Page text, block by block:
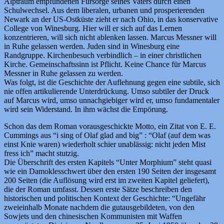
Schulwechsel. Aus dem liberalen, urbanen und prosperierenden
Newark an der US-Ostküste zieht er nach Ohio, in das konservative
College von Winesburg. Hier will er sich auf das Lernen
konzentrieren, will sich nicht ablenken lassen. Marcus Messner will
in Ruhe gelassen werden. Juden sind in Winesburg eine
Randgruppe. Kirchenbesuch verbindlich – in einer christlichen
Kirche. Gemeinschaftssinn ist Pflicht. Keine Chance für Marcus
Messner in Ruhe gelassen zu werden.
Was folgt, ist die Geschichte der Auflehnung gegen eine subtile, sich
nie offen artikulierende Unterdrückung. Umso subtiler der Druck
auf Marcus wird, umso unnachgiebiger wird er, umso fundamentaler
wird sein Widerstand. In ihm wächst die Empörung.
Schon das dem Roman vorausgeschickte Motto, ein Zitat von E. E.
Cummings aus “i sing of Olaf glad and big” : “Olaf (auf dem was
einst Knie waren) wiederholt schier unablässig: nicht jeden Mist
fress ich” macht stutzig.
Die Überschrift des ersten Kapitels “Unter Morphium” steht quasi
wie ein Damoklesschwert über den ersten 190 Seiten der insgesamt
200 Seiten (die Auflösung wird erst im zweiten Kapitel geliefert),
die der Roman umfasst. Dessen erste Sätze beschreiben den
historischen und politischen Kontext der Geschichte: “Ungefähr
zweieinhalb Monate nachdem die gutausgebildeten, von den
Sowjets und den chinesischen Kommunisten mit Waffen